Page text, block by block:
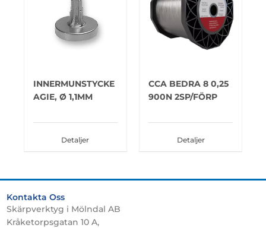
INNERMUNSTYCKE
AGIE, Ø 1,1MM
Detaljer
CCA BEDRA 8 0,25
900N 2SP/FÖRP
Detaljer
Kontakta Oss
Skärpverktyg i Mölndal AB
Kråketorpsgatan 10 A,